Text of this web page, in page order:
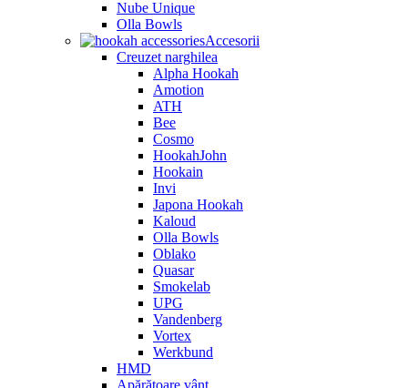
Nube Unique
Olla Bowls
Accesorii
Creuzet narghilea
Alpha Hookah
Amotion
ATH
Bee
Cosmo
HookahJohn
Hookain
Invi
Japona Hookah
Kaloud
Olla Bowls
Oblako
Quasar
Smokelab
UPG
Vandenberg
Vortex
Werkbund
HMD
Apărătoare vânt